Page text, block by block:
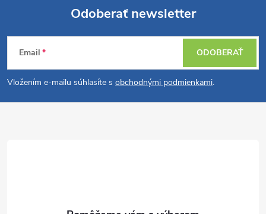
Z
á
p
Odoberať newsletter
Email
Vložením e-mailu súhlasíte s obchodnými podmienkami.
ODOBERAŤ